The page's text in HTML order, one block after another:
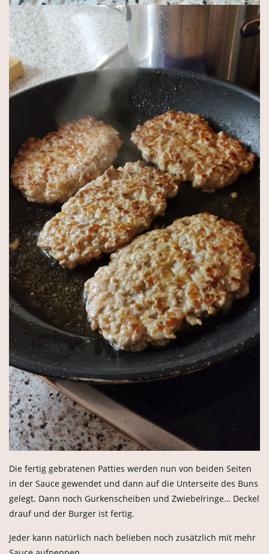
Die fertig gebratenen Patties werden nun von beiden Seiten
in der Sauce gewendet und dann auf die Unterseite des Buns
gelegt. Dann noch Gurkenscheiben und Zwiebelringe… Deckel
drauf und der Burger ist fertig.
Jeder kann natürlich nach belieben noch zusätzlich mit mehr